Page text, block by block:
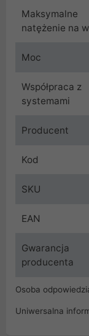
Maksymalne
natężenie na
Moc
Współpraca z
systemami
Producent
Kod
SKU
EAN
Gwarancja
producenta
Osoba
Uniwersalna